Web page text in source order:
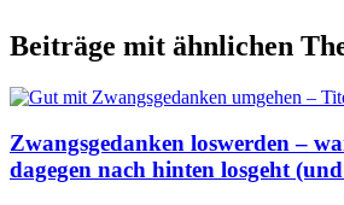
Beiträge mit ähnlichen
Zwangsgedanken loswerden –
dagegen nach hinten losgeht